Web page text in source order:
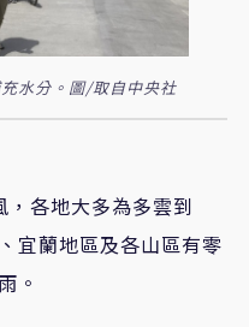
水分。圖/取自中央社
各地大多為多雲到
宜蘭地區及各山區有零
。